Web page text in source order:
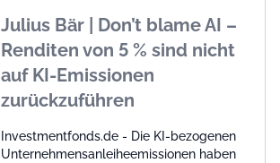
Julius Bär | Don’t blame AI –
Renditen von 5 % sind nicht
auf KI-Emissionen
zurückzuführen
Investmentfonds.de - Die KI-bezogenen
Unternehmensanleiheemissionen haben